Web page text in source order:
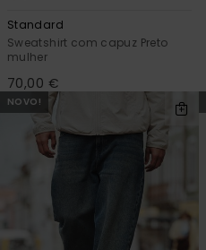
Standard
Sweatshirt com capuz Preto
mulher
70,00 €
NOVO!